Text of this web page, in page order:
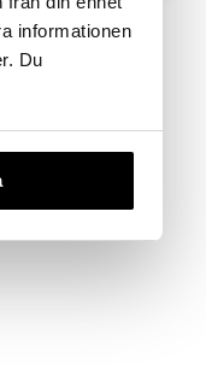
informationen
Du